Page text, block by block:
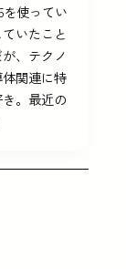
使ってい
いたこと
、テクノ
関連に特
。最近の